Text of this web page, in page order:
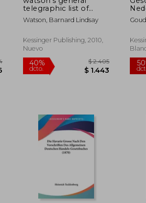
telegraphic list of
ships' names, for
vessels of all nations
Watson, Barnard Lindsay
Kessinger Publishing, 2010,
Nuevo